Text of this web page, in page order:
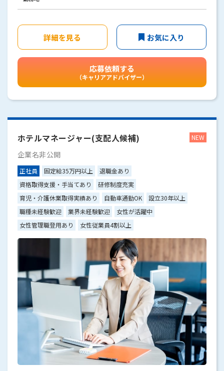
詳細を見る
応募依頼する
（キャリアアドバイザー）
お気に入り
ホテルマネージャー(支配人候補)
企業名非公開
正社員 固定給35万円以上
退職金あり
資格取得支援・手当てあり
研修制度充実
育児・介護休業取得実績あり
自動車通勤OK
設立30年以上
職種未経験歓迎
業界未経験歓迎
女性が活躍中
女性管理職登用あり
女性従業員4割以上